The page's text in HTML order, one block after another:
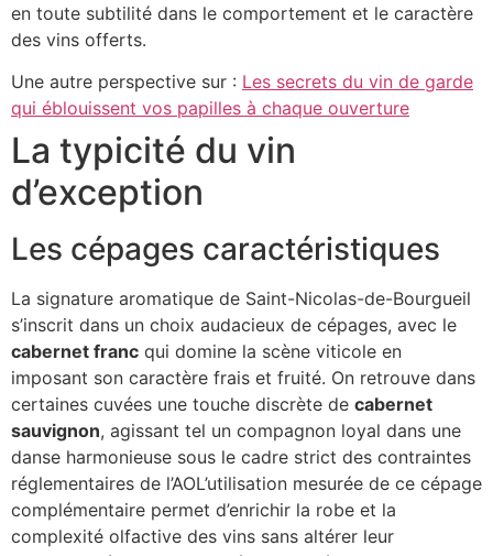
en toute subtilité dans le comportement et le caractère
des vins offerts.
Une autre perspective sur : Les secrets du vin de garde
qui éblouissent vos papilles à chaque ouverture
La typicité du vin
d’exception
Les cépages caractéristiques
La signature aromatique de Saint-Nicolas-de-Bourgueil
s’inscrit dans un choix audacieux de cépages, avec le
cabernet franc qui domine la scène viticole en
imposant son caractère frais et fruité. On retrouve dans
certaines cuvées une touche discrète de cabernet
sauvignon, agissant tel un compagnon loyal dans une
danse harmonieuse sous le cadre strict des contraintes
réglementaires de l’AOL’utilisation mesurée de ce cépage
complémentaire permet d’enrichir la robe et la
complexité olfactive des vins sans altérer leur